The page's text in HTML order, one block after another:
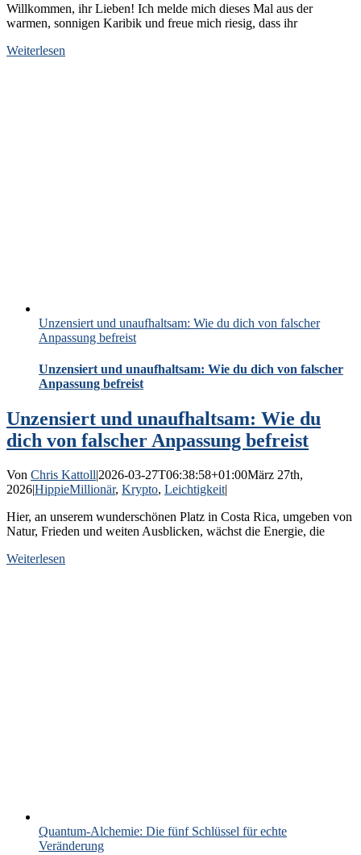
Willkommen, ihr Lieben! Ich melde mich dieses Mal aus der
warmen, sonnigen Karibik und freue mich riesig, dass ihr
Weiterlesen
Unzensiert und unaufhaltsam: Wie du dich von falscher
Anpassung befreist
Unzensiert und unaufhaltsam: Wie du dich von falscher
Anpassung befreist
Unzensiert und unaufhaltsam: Wie du
dich von falscher Anpassung befreist
Von Chris Kattoll|2026-03-27T06:38:58+01:00März 27th,
2026|HippieMillionär, Krypto, Leichtigkeit|
Hier, an unserem wunderschönen Platz in Costa Rica, umgeben von
Natur, Frieden und weiten Ausblicken, wächst die Energie, die
Weiterlesen
Quantum-Alchemie: Die fünf Schlüssel für echte
Veränderung